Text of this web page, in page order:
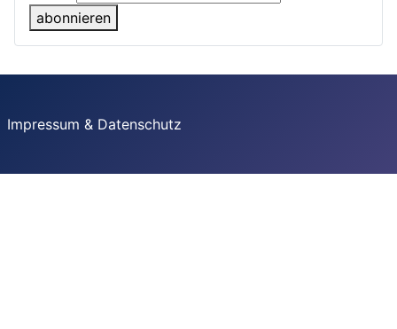
abonnieren
Impressum & Datenschutz